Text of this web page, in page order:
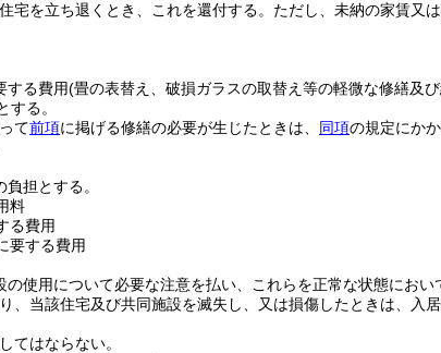
宅を立ち退くとき、これを還付する。 ただし、未納の家賃又
する費用(畳の表替え、破損ガラスの取替え等の軽微な修繕及
する。
て前項に掲げる修繕の必要が生じたときは、 同項の規定にか
担とする。
料
る費用
要する費用
の使用について必要な注意を払い、これらを正常な状態におい
、当該住宅及び共同施設を滅失し、又は損傷したときは、入
てはならない。